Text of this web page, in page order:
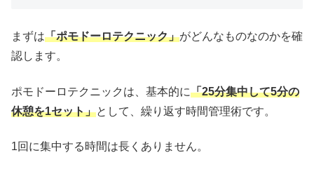
まずは「ポモドーロテクニック」がどんなものなのかを確
認します。
ポモドーロテクニックは、基本的に「25分集中して5分の
休憩を1セット」として、繰り返す時間管理術です。
1回に集中する時間は長くありません。